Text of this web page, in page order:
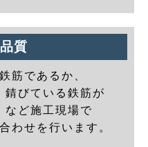
質
筋であるか、
錆びている鉄筋が
など施工現場で
わせを行います。